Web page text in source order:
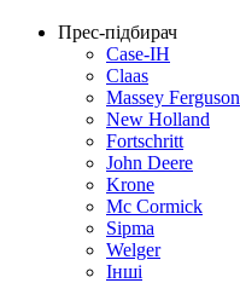
Прес-підбирач
Case-IH
Claas
Massey Ferguson
New Holland
Fortschritt
John Deere
Krone
Mc Cormick
Sipma
Welger
Інші